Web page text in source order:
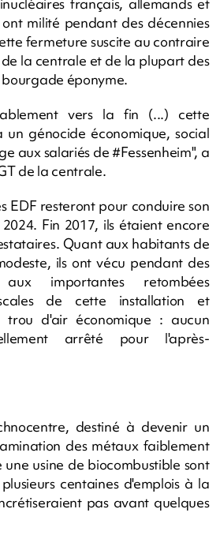
milité pendant des décennies
fermeture suscite au contraire
la centrale et de la plupart des
éponyme.
vers la fin (...) cette
un génocide économique, social
aux salariés de #Fessenheim", a
de la centrale.
EDF resteront pour conduire son
Fin 2017, ils étaient encore
Quant aux habitants de
ils ont vécu pendant des
importantes retombées
de cette installation et
d'air économique : aucun
arrêté pour l'après-
destiné à devenir un
des métaux faiblement
usine de biocombustible sont
centaines d'emplois à la
pas avant quelques